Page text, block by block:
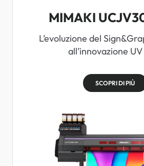
MIMAKI
L’evoluzione del
all’innovazione
SCOPRI DI PIÙ